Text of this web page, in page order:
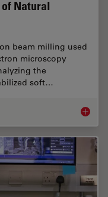
Natural
beam milling used
microscopy
the
soft…